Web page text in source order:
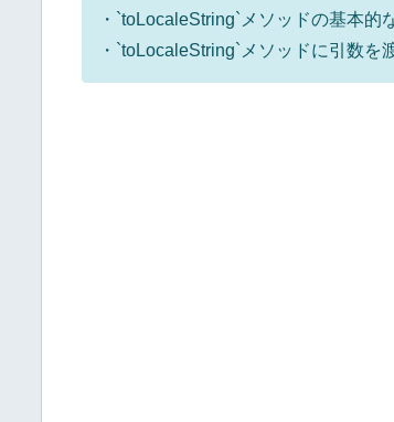
・`toLocaleString`メソッドの基本的
・`toLocaleString`メソッドに引数を